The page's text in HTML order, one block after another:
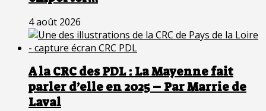
4 août 2026
A la CRC des PDL : La Mayenne fait
parler d’elle en 2025 – Par Marrie de
Laval